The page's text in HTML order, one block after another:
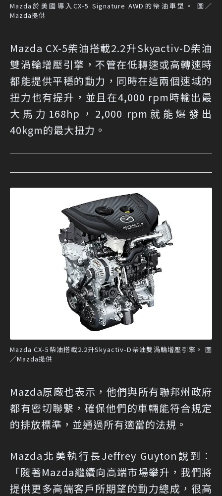
Mazda於美國導入CX-5 Signature AWD的柴油車型。 圖／
Mazda提供
Mazda CX-5柴油搭載2.2升Skyactiv-D柴油
雙渦輪增壓引擎，不管在低轉速或高轉速時
都能提供平穩的動力，同時在這兩個速域的
扭力也有提升，並且在4,000 rpm時輸出最
大馬力168hp，2,000 rpm就能爆發出
40kgm的最大扭力。
Mazda CX-5柴油搭載2.2升Skyactiv-D柴油雙渦輪增壓引擎。 圖
／Mazda提供
Mazda原廠也表示，他們與所有聯邦州政府
都有密切聯繫，確保他們的車輛能符合規定
的排放標準，並通過所有適當的法規。
Mazda北美執行長Jeffrey Guyton說到：
「隨著Mazda繼續向高端市場攀升，我們將
提供更多高端客戶所期望的動力總成，很高